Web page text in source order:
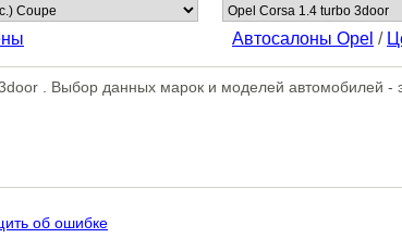
Автосалоны Opel /
. Выбор данных марок и моделей автомобилей -
об ошибке